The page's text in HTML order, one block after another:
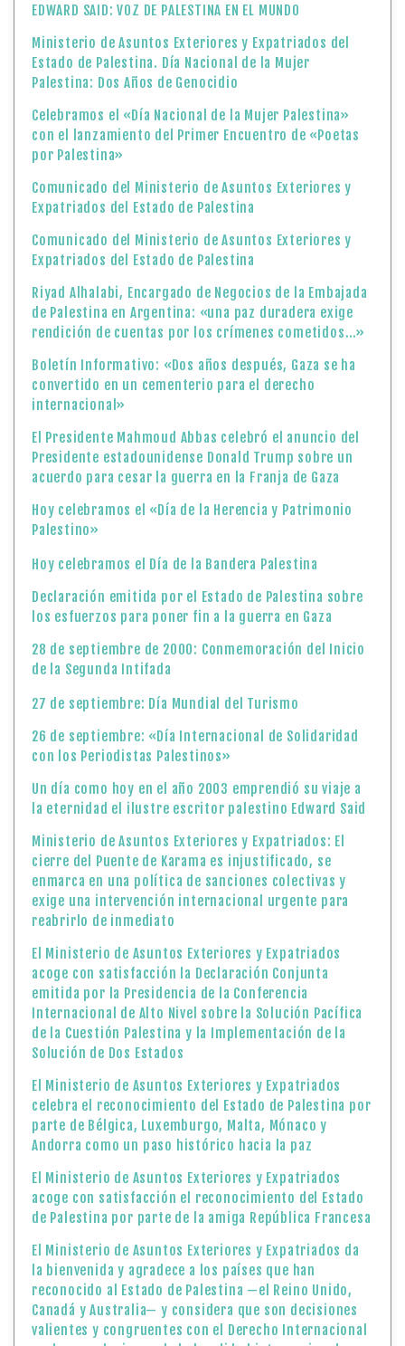
EDWARD SAID: VOZ DE PALESTINA EN EL MUNDO
Ministerio de Asuntos Exteriores y Expatriados del
Estado de Palestina. Día Nacional de la Mujer
Palestina: Dos Años de Genocidio
Celebramos el «Día Nacional de la Mujer Palestina»
con el lanzamiento del Primer Encuentro de «Poetas
por Palestina»
Comunicado del Ministerio de Asuntos Exteriores y
Expatriados del Estado de Palestina
Comunicado del Ministerio de Asuntos Exteriores y
Expatriados del Estado de Palestina
Riyad Alhalabi, Encargado de Negocios de la Embajada
de Palestina en Argentina: «una paz duradera exige
rendición de cuentas por los crímenes cometidos…»
Boletín Informativo: «Dos años después, Gaza se ha
convertido en un cementerio para el derecho
internacional»
El Presidente Mahmoud Abbas celebró el anuncio del
Presidente estadounidense Donald Trump sobre un
acuerdo para cesar la guerra en la Franja de Gaza
Hoy celebramos el «Día de la Herencia y Patrimonio
Palestino»
Hoy celebramos el Día de la Bandera Palestina
Declaración emitida por el Estado de Palestina sobre
los esfuerzos para poner fin a la guerra en Gaza
28 de septiembre de 2000: Conmemoración del Inicio
de la Segunda Intifada
27 de septiembre: Día Mundial del Turismo
26 de septiembre: «Día Internacional de Solidaridad
con los Periodistas Palestinos»
Un día como hoy en el año 2003 emprendió su viaje a
la eternidad el ilustre escritor palestino Edward Said
Ministerio de Asuntos Exteriores y Expatriados: El
cierre del Puente de Karama es injustificado, se
enmarca en una política de sanciones colectivas y
exige una intervención internacional urgente para
reabrirlo de inmediato
El Ministerio de Asuntos Exteriores y Expatriados
acoge con satisfacción la Declaración Conjunta
emitida por la Presidencia de la Conferencia
Internacional de Alto Nivel sobre la Solución Pacífica
de la Cuestión Palestina y la Implementación de la
Solución de Dos Estados
El Ministerio de Asuntos Exteriores y Expatriados
celebra el reconocimiento del Estado de Palestina por
parte de Bélgica, Luxemburgo, Malta, Mónaco y
Andorra como un paso histórico hacia la paz
El Ministerio de Asuntos Exteriores y Expatriados
acoge con satisfacción el reconocimiento del Estado
de Palestina por parte de la amiga República Francesa
El Ministerio de Asuntos Exteriores y Expatriados da
la bienvenida y agradece a los países que han
reconocido al Estado de Palestina —el Reino Unido,
Canadá y Australia— y considera que son decisiones
valientes y congruentes con el Derecho Internacional